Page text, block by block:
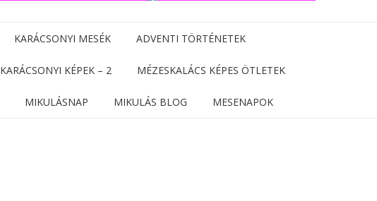
KARÁCSONYI MESÉK ADVENTI TÖRTÉNETEK
KARÁCSONYI KÉPEK – 2 MÉZESKALÁCS KÉPES ÖTLETEK
MIKULÁSNAP MIKULÁS BLOG MESENAPOK